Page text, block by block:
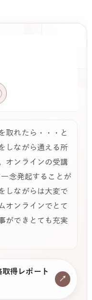
取れたら・・・と
しながら通える所
オンラインの受講
念発起することが
しながらは大変で
オンラインでとて
ができとても充実
得レポート
↗